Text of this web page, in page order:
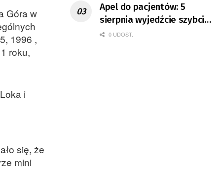
Góra w
1996 ,
roku,
i
się, że
mini
Apel do pacjentów: 5
sierpnia wyjedźcie szybciej
z domów
0 UDOST.